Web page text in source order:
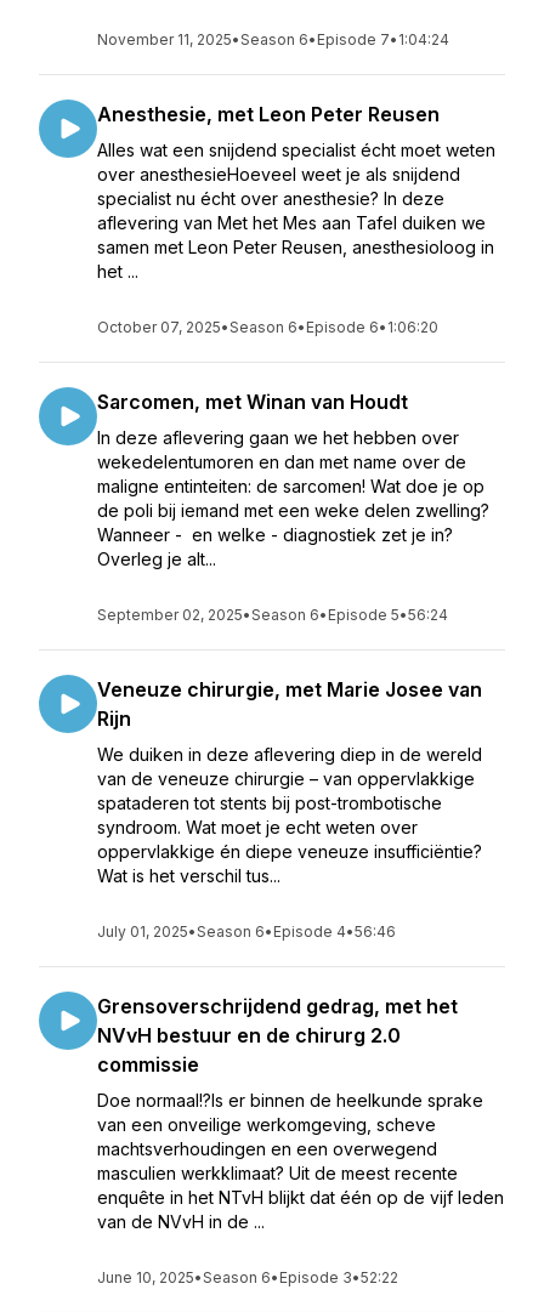
November 11, 2025•Season 6• Episode 7• 1:04:24
Anesthesie, met Leon Peter Reusen
Alles wat een snijdend specialist écht moet weten
over anesthesieHoeveel weet je als snijdend
specialist nu écht over anesthesie? In deze
aflevering van Met het Mes aan Tafel duiken we
samen met Leon Peter Reusen, anesthesioloog in
het ...
October 07, 2025•Season 6• Episode 6• 1:06:20
Sarcomen, met Winan van Houdt
In deze aflevering gaan we het hebben over
wekedelentumoren en dan met name over de
maligne entinteiten: de sarcomen! Wat doe je op
de poli bij iemand met een weke delen zwelling?
Wanneer - en welke - diagnostiek zet je in?
Overleg je alt...
September 02, 2025•Season 6• Episode 5•56:24
Veneuze chirurgie, met Marie Josee van
Rijn
We duiken in deze aflevering diep in de wereld
van de veneuze chirurgie – van oppervlakkige
spataderen tot stents bij post-trombotische
syndroom. Wat moet je echt weten over
oppervlakkige én diepe veneuze insufficiëntie?
Wat is het verschil tus...
July 01, 2025•Season 6• Episode 4•56:46
Grensoverschrijdend gedrag, met het
NVvH bestuur en de chirurg 2.0
commissie
Doe normaal!?Is er binnen de heelkunde sprake
van een onveilige werkomgeving, scheve
machtsverhoudingen en een overwegend
masculien werkklimaat? Uit de meest recente
enquête in het NTvH blijkt dat één op de vijf leden
van de NVvH in de ...
June 10, 2025•Season 6• Episode 3•52:22